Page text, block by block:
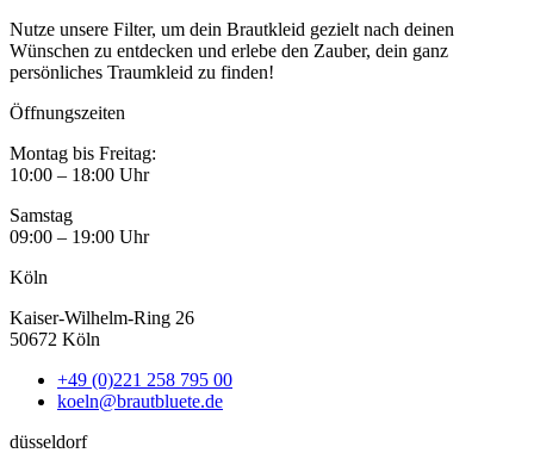
Nutze unsere Filter, um dein Brautkleid gezielt nach deinen
Wünschen zu entdecken und erlebe den Zauber, dein ganz
persönliches Traumkleid zu finden!
Öffnungszeiten
Montag bis Freitag:
10:00 – 18:00 Uhr
Samstag
09:00 – 19:00 Uhr
Köln
Kaiser-Wilhelm-Ring 26
50672 Köln
+49 (0)221 258 795 00
koeln@brautbluete.de
düsseldorf